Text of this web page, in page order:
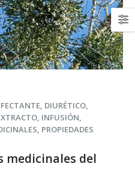
, DIURÉTICO,
, INFUSIÓN,
, PROPIEDADES
medicinales del